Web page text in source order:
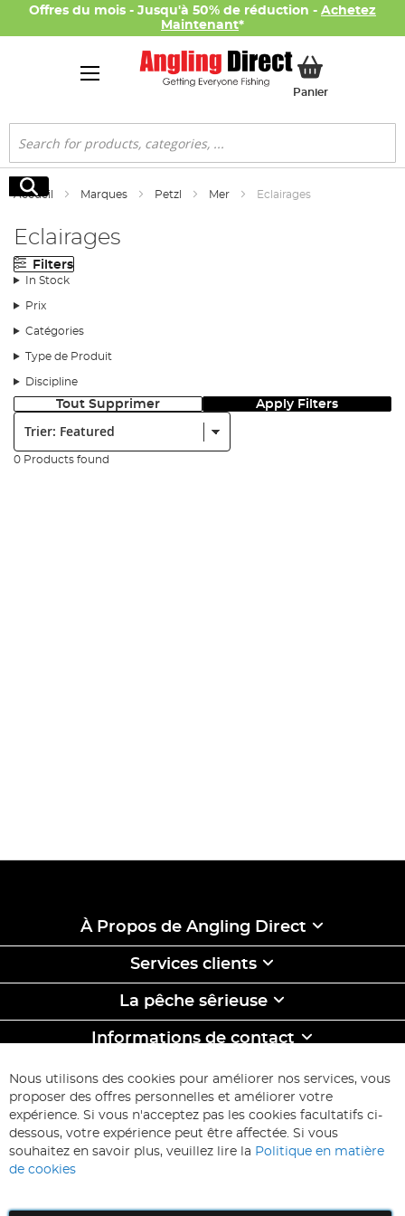
Offres du mois - Jusqu'à 50% de réduction - Achetez
Maintenant*
PanierMon panier
Rechercher
Rechercher
Accueil Marques Petzl Mer Eclairages
Eclairages
Filters
In Stock
Prix
Catégories
Type de Produit
Discipline
Tout Supprimer Apply Filters
0 Products found
À Propos de Angling Direct
Services clients
La pêche sêrieuse
Informations de contact
ABONNEZ-VOUS & ECONOMISEZ
Inscription
à
d’information
:
Inscription
Nous utilisons des cookies pour améliorer nos services, vous
proposer des offres personnelles et améliorer votre
expérience. Si vous n'acceptez pas les cookies facultatifs ci-
dessous, votre expérience peut être affectée. Si vous
souhaitez en savoir plus, veuillez lire la Politique en matière
de cookies